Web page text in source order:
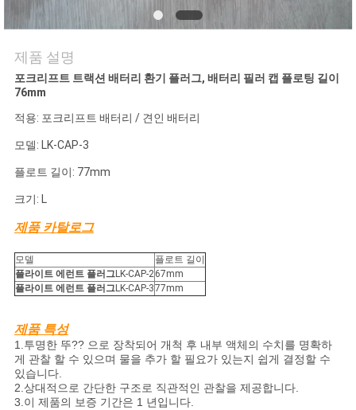
스
SITEMAP
개
인
정
보
보
호
정
책
제품 설명
포크리프트 트랙션 배터리 환기 플러그, 배터리 필러 캡 플로팅 길이
76mm
적용: 포크리프트 배터리 / 견인 배터리
모델: LK-CAP-3
플로트 길이: 77mm
크기: L
제품 카탈로그
모델
플로트 길이
플라이트 에런트 플러그LK-CAP-267mm
플라이트 에런트 플러그LK-CAP-377mm
제품 특성
1.투명한 뚜?? 으로 장착되어 개척 후 내부 액체의 수치를 명확하
게 관찰 할 수 있으며 물을 추가 할 필요가 있는지 쉽게 결정할 수
있습니다.
2.상대적으로 간단한 구조로 직관적인 관찰을 제공합니다.
3.이 제품의 보증 기간은 1 년입니다.